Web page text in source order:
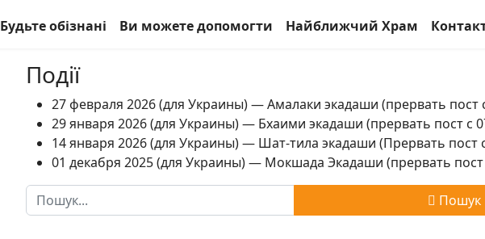
Будьте обізнані Ви можете допомогти Найближчий Храм
Події
27 февраля 2026 (для Украины) — Амалаки экадаши (прервать пост
29 января 2026 (для Украины) — Бхаими экадаши (прервать пост с
14 января 2026 (для Украины) — Шат-тила экадаши (Прервать пост
01 декабря 2025 (для Украины) — Мокшада Экадаши (прервать пост
Пошук
Пошук